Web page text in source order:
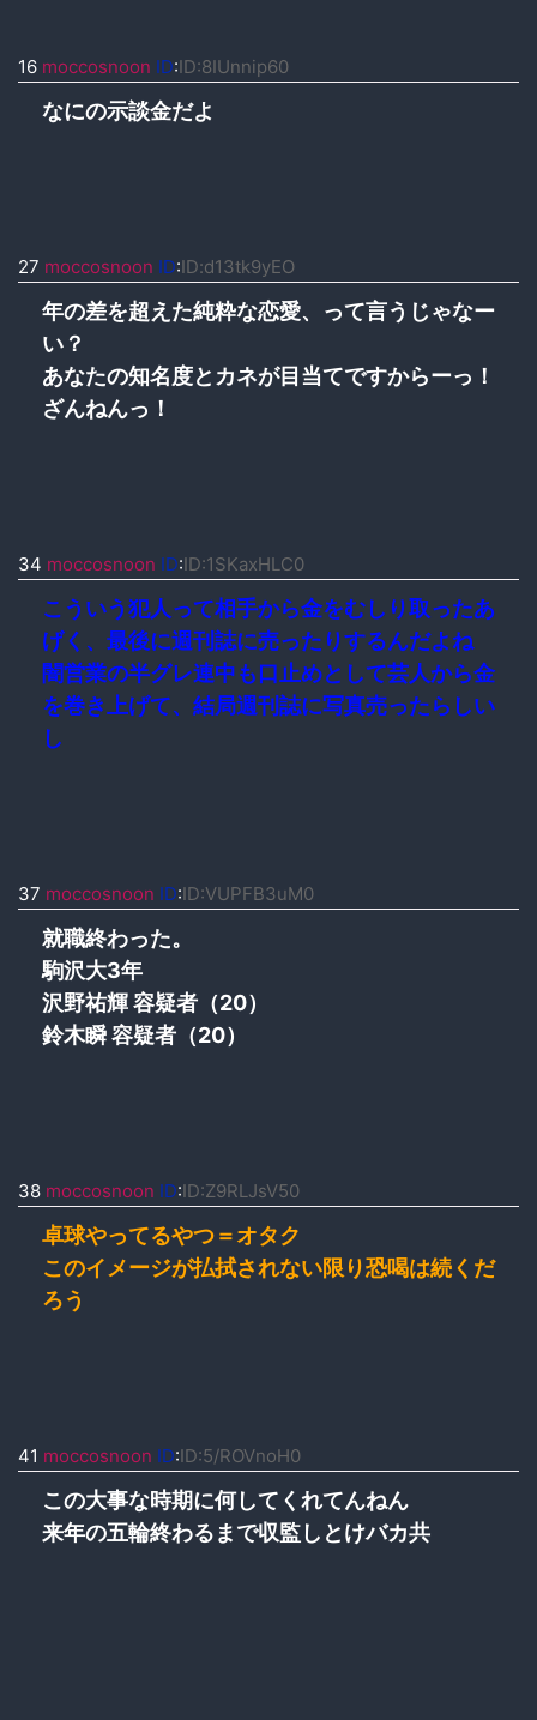
16 moccosnoon ID:ID:8IUnnip60
なにの示談金だよ
27 moccosnoon ID:ID:d13tk9yEO
年の差を超えた純粋な恋愛、って言うじゃなー
い？
あなたの知名度とカネが目当てですからーっ！
ざんねんっ！
34 moccosnoon ID:ID:1SKaxHLC0
こういう犯人って相手から金をむしり取ったあ
げく、最後に週刊誌に売ったりするんだよね
闇営業の半グレ連中も口止めとして芸人から金
を巻き上げて、結局週刊誌に写真売ったらしい
し
37 moccosnoon ID:ID:VUPFB3uM0
就職終わった。
駒沢大3年
沢野祐輝 容疑者（20）
鈴木瞬 容疑者（20）
38 moccosnoon ID:ID:Z9RLJsV50
卓球やってるやつ＝オタク
このイメージが払拭されない限り恐喝は続くだ
ろう
41 moccosnoon ID:ID:5/ROVnoH0
この大事な時期に何してくれてんねん
来年の五輪終わるまで収監しとけバカ共